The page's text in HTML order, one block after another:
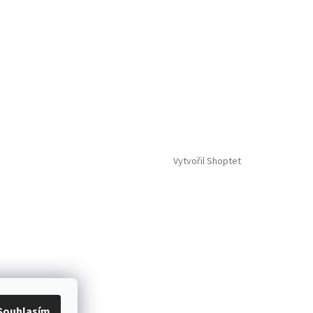
Vytvořil Shoptet